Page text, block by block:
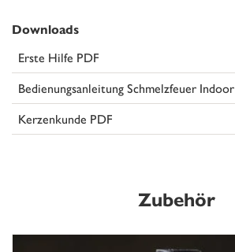
Downloads
Erste Hilfe PDF
Bedienungsanleitung Schmelzfeuer Indoor
Kerzenkunde PDF
Zubehör